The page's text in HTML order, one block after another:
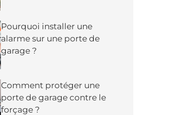
Pourquoi installer une
alarme sur une porte de
garage ?
Comment protéger une
porte de garage contre le
forçage ?